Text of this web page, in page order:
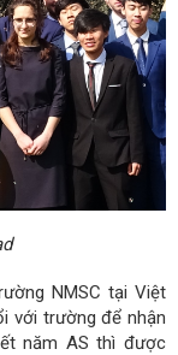
NMSC tại Việt
với trường để nhận
năm AS thì được